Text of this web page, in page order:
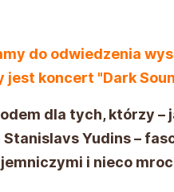
do odwiedzenia
jest koncert "Dark
dla tych, którzy –
Yudins –
i nieco